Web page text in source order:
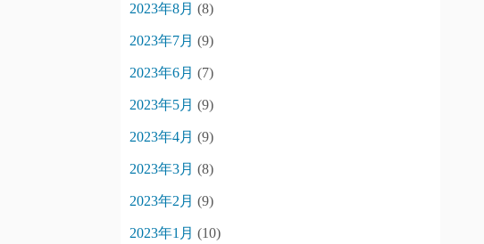
2023年8月 (8)
2023年7月 (9)
2023年6月 (7)
2023年5月 (9)
2023年4月 (9)
2023年3月 (8)
2023年2月 (9)
2023年1月 (10)